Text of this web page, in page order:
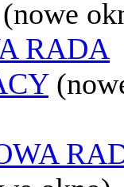
(nowe
RADA